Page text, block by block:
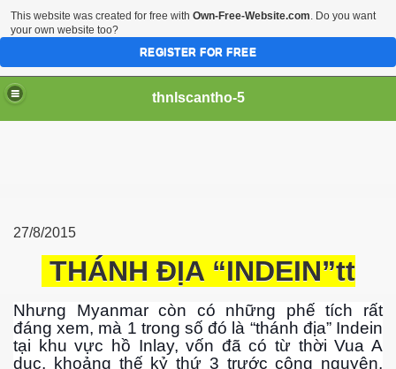
thnlscantho-5
27/8/2015
THÁNH ĐỊA “INDEIN”tt
Nhưng Myanmar còn có những phế tích rất
đáng xem, mà 1 trong số đó là “thánh địa” Indein
tại khu vực hồ Inlay, vốn đã có từ thời Vua A
dục, khoảng thế kỷ thứ 3 trước công nguyên,
This website was created for free with Own-Free-Website.com. Do you want
your own website too?
REGISTER FOR FREE